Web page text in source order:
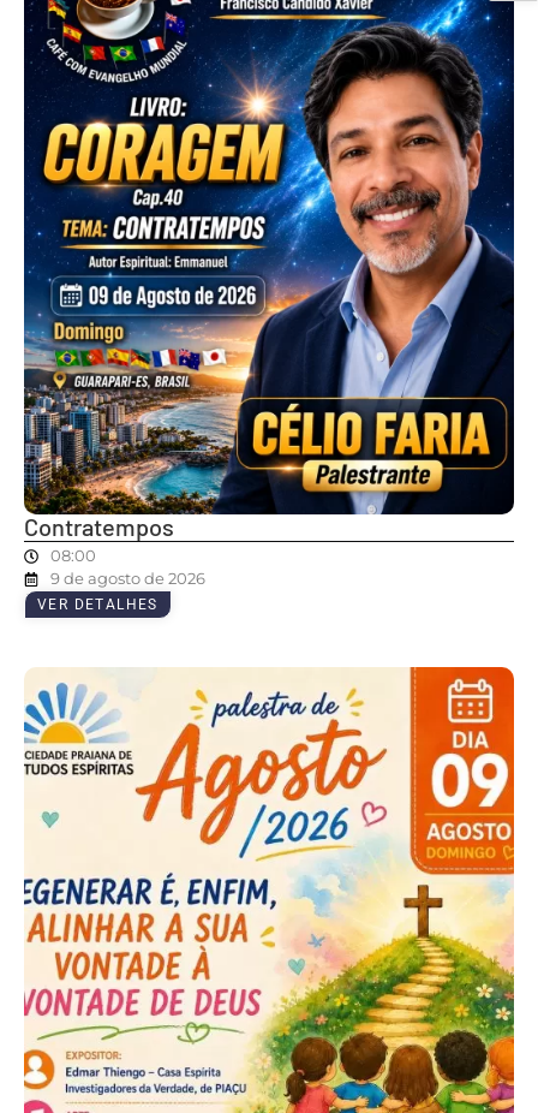
Contratempos
08:00
9 de agosto de 2026
VER DETALHES